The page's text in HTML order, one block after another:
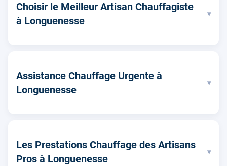
Choisir le Meilleur Artisan Chauffagiste
à Longuenesse
▾
Assistance Chauffage Urgente à
Longuenesse
▾
Les Prestations Chauffage des Artisans
Pros à Longuenesse
▾